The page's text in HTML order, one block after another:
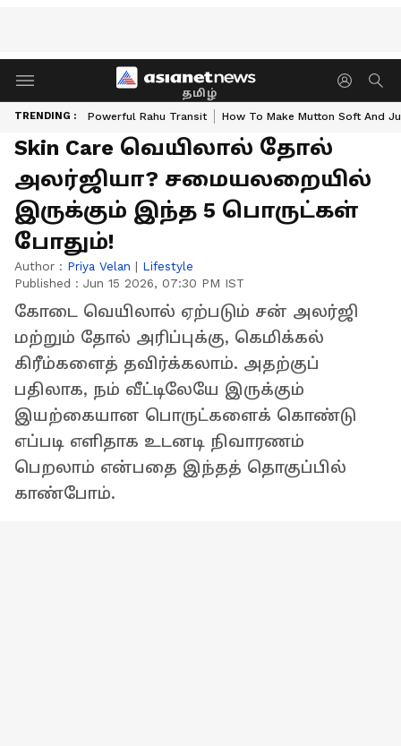
தமிழ்
TRENDING : Powerful Rahu Transit How To Make Mutton Soft And
Skin Care வெயிலால் தோல்
அலர்ஜியா? சமையலறையில்
இருக்கும் இந்த 5 பொருட்கள்
போதும்!
Author : Priya Velan | Lifestyle
Published : Jun 15 2026, 07:30 PM IST
கோடை வெயிலால் ஏற்படும் சன் அலர்ஜி
மற்றும் தோல் அரிப்புக்கு, கெமிக்கல்
கிரீம்களைத் தவிர்க்கலாம். அதற்குப்
பதிலாக, நம் வீட்டிலேயே இருக்கும்
இயற்கையான பொருட்களைக் கொண்டு
எப்படி எளிதாக உடனடி நிவாரணம்
பெறலாம் என்பதை இந்தத் தொகுப்பில்
காண்போம்.